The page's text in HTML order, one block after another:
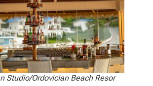
Studio/Ordovician Beach Resor